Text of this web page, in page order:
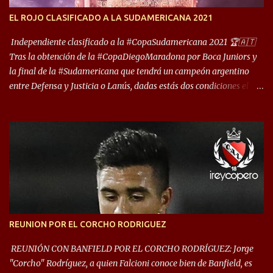
deporte”, afirmó Facundo Moyano. “Creo que Avellaneda...
EL ROJO CLASIFICADO A LA SUDAMERICANA 2021
Independiente clasificado a la #CopaSudamericana 2021 🏆🇦🇹
Tras la obtención de la #CopaDiegoMaradona por Boca Juniors y
la final de la #Sudamericana que tendrá un campeón argentino
entre Defensa y Justicia o Lanús, dadas estás dos condiciones el
que iniciará en fase de grupos con 6 partidos, de los cuales sólo los
primeros de cada grupo jugarán los 8vos. con los 3ros. mejores de
las fases de grupos de la #CopaLibertadores 2021. ¡Este año hay
noche de Copas Rey! ⚽🇦🇹👑🏆.
REUNION POR EL CORCHO RODRIGUEZ
REUNIÓN CON BANFIELD POR EL CORCHO RODRÍGUEZ: Jorge
"Corcho" Rodríguez, a quien Falcioni conoce bien de Banfield, es